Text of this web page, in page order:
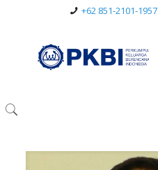
+62 851-2101-1957